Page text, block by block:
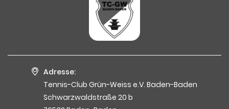
Adresse:
Tennis-Club Grün-Weiss e.V. Baden-Baden
Schwarzwaldstraße 20 b